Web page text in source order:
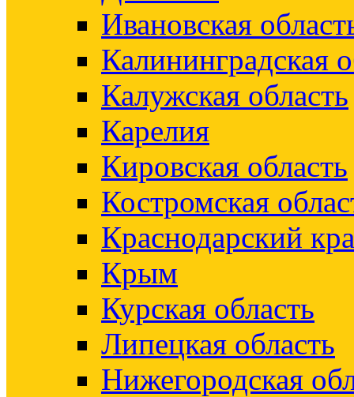
Ивановская
Калининградская
Калужская область
Карелия
Кировская область
Костромская
Краснодарский
Крым
Курская область
Липецкая область
Нижегородская